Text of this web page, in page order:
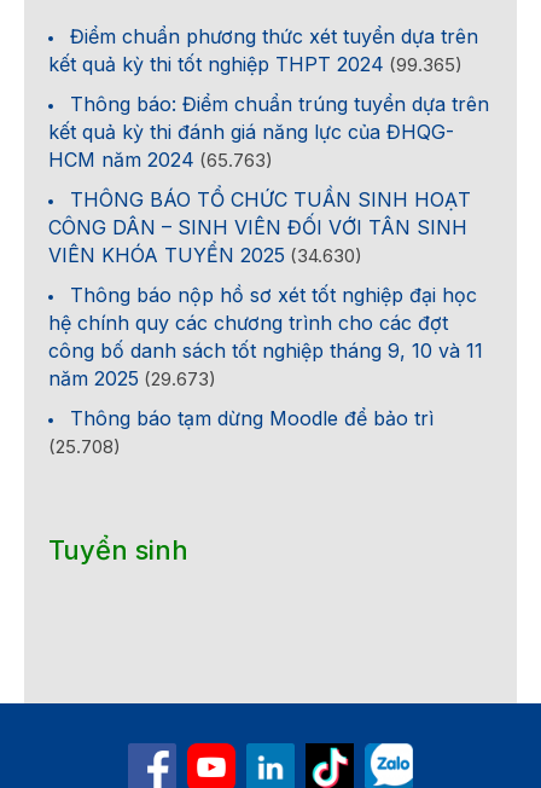
Điểm chuẩn phương thức xét tuyển dựa trên
kết quả kỳ thi tốt nghiệp THPT 2024 (99.365)
Thông báo: Điểm chuẩn trúng tuyển dựa trên
kết quả kỳ thi đánh giá năng lực của ĐHQG-
HCM năm 2024 (65.763)
THÔNG BÁO TỔ CHỨC TUẦN SINH HOẠT
CÔNG DÂN – SINH VIÊN ĐỐI VỚI TÂN SINH
VIÊN KHÓA TUYỂN 2025 (34.630)
Thông báo nộp hồ sơ xét tốt nghiệp đại học
hệ chính quy các chương trình cho các đợt
công bố danh sách tốt nghiệp tháng 9, 10 và 11
năm 2025 (29.673)
Thông báo tạm dừng Moodle để bảo trì
(25.708)
Tuyển sinh